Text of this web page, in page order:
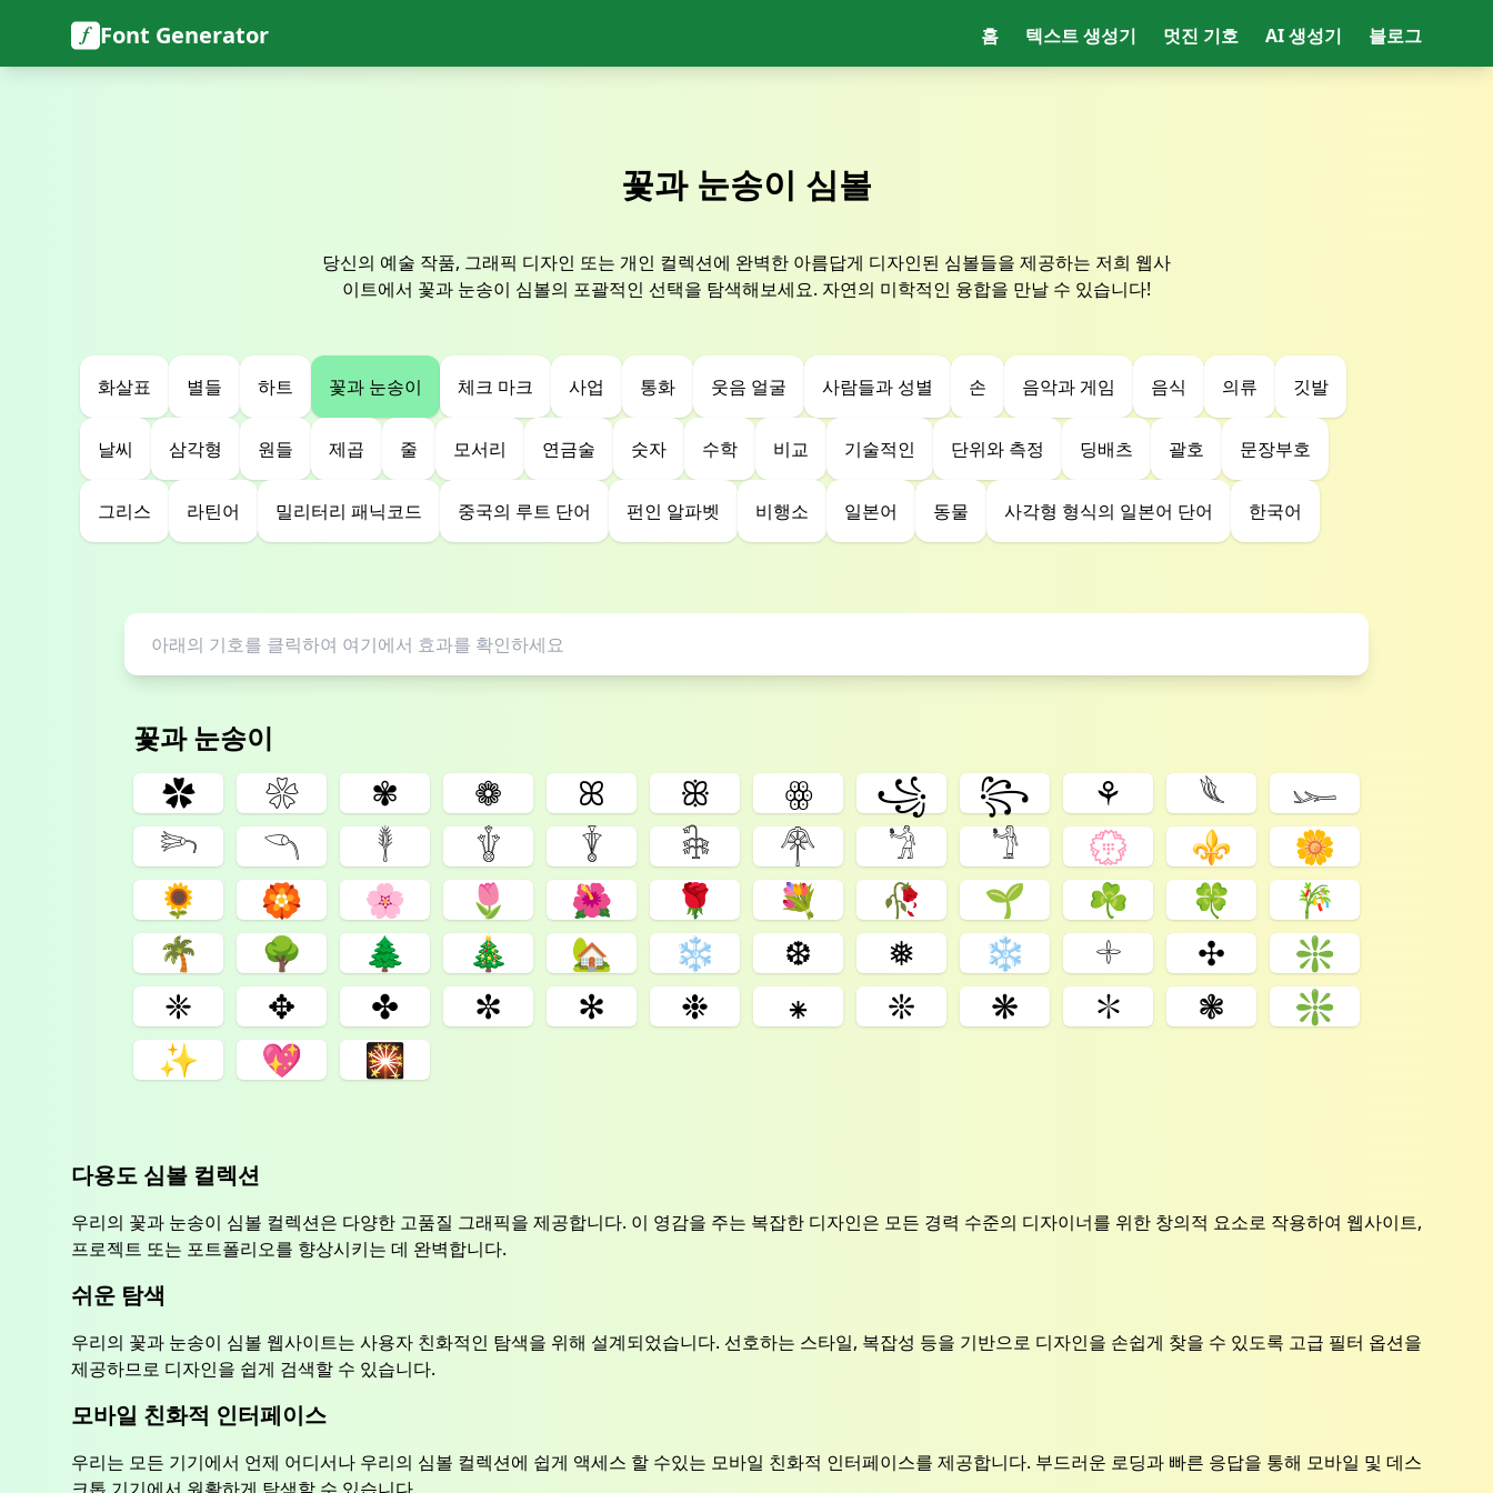
Font Generator 홈 텍스트 생성기 멋진 기호 AI 생성기 블로그
꽃과 눈송이 심볼
당신의 예술 작품, 그래픽 디자인 또는 개인 컬렉션에 완벽한 아름답게 디자인된 심볼들을 제공하는 저희 웹사
이트에서 꽃과 눈송이 심볼의 포괄적인 선택을 탐색해보세요. 자연의 미학적인 융합을 만날 수 있습니다!
화살표 별들 하트 꽃과 눈송이 체크 마크 사업 통화 웃음 얼굴 사람들과 성별 손 음악과 게임 음식 의류 깃발
날씨 삼각형 원들 제곱 줄 모서리 연금술 숫자 수학 비교 기술적인 단위와 측정 딩배츠 괄호 문장부호
그리스 라틴어 밀리터리 패닉코드 중국의 루트 단어 펀인 알파벳 비행소 일본어 동물 사각형 형식의 일본어 단어 한국어
꽃과 눈송이
✿ ❀ ✾ ❁ ꕤ ꕥ ꙮ ꧁ ꧂ ⚘ 𓆰
𓆱
𓆸
𓆹 𓇣 𓇚 𓇊 𓇗 𓋇 𓁋 𓁙 💮 ⚜
🌼
🌻
🏵️ 🌸 🌷 🌺 🌹 💐 🥀 🌱 ☘ 🍀
🎋
🌴
🌳 🌲 🎄 🏡 ❄ ❆ ❅ ❄️ 𓇬 ✣
❇
❈
✥ ✤ ✼ ✻ ❉ ⁕ ❊ ❋ ✽ ❃
❇️
✨
💖 🎇
다용도 심볼 컬렉션
우리의 꽃과 눈송이 심볼 컬렉션은 다양한 고품질 그래픽을 제공합니다. 이 영감을 주는 복잡한 디자인은 모든 경력 수준의 디자이너를 위한 창의적 요소로 작용하여 웹사이트,
프로젝트 또는 포트폴리오를 향상시키는 데 완벽합니다.
쉬운 탐색
우리의 꽃과 눈송이 심볼 웹사이트는 사용자 친화적인 탐색을 위해 설계되었습니다. 선호하는 스타일, 복잡성 등을 기반으로 디자인을 손쉽게 찾을 수 있도록 고급 필터 옵션을
제공하므로 디자인을 쉽게 검색할 수 있습니다.
모바일 친화적 인터페이스
우리는 모든 기기에서 언제 어디서나 우리의 심볼 컬렉션에 쉽게 액세스 할 수있는 모바일 친화적 인터페이스를 제공합니다. 부드러운 로딩과 빠른 응답을 통해 모바일 및 데스